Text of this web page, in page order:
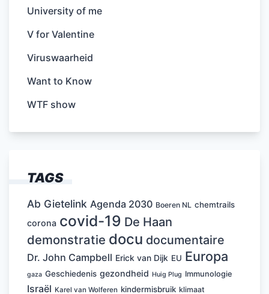
University of me
V for Valentine
Viruswaarheid
Want to Know
WTF show
TAGS
Ab Gietelink Agenda 2030 Boeren NL chemtrails
corona covid-19 De Haan
demonstratie docu documentaire
Dr. John Campbell Erick van Dijk EU Europa
gaza Geschiedenis gezondheid Huig Plug Immunologie
Israël Karel van Wolferen kindermisbruik klimaat